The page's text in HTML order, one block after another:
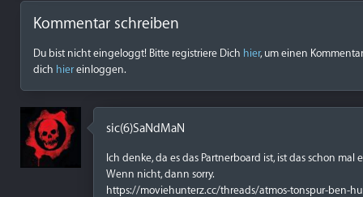
Kommentar schreiben
Du bist nicht eingeloggt! Bitte registriere Dich hier, um einen
dich hiereinloggen.
sic(6)SaNdMaN
Ich denke, da es das Partnerboard ist, ist das schon mal
Wenn nicht, dann sorry.
https://moviehunterz.cc/threads/atmos-tonspur-ben-